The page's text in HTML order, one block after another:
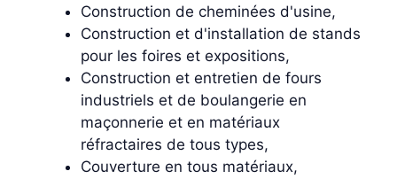
Construction de cheminées d'usine,
Construction et d'installation de stands
pour les foires et expositions,
Construction et entretien de fours
industriels et de boulangerie en
maçonnerie et en matériaux
réfractaires de tous types,
Couverture en tous matériaux,